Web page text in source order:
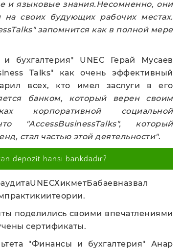
и языковые знания.Несомненно, они
на своих будующих рабочих местах.
" запомнится как в полной мере
бухгалтерия" UNEC Герай Мусаев
Talks" как очень эффективный
всех, кто имел заслуги в его
банком, который верен своим
корпоративной социальной
что "AccessBusinessTalks", который
стал частью этой деятельности".
depozit hansı bankdadır?
поделились своими впечатлениями
сертификаты.
"Финансы и бухгалтерия" Анар